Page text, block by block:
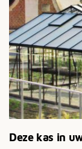
Deze kas in